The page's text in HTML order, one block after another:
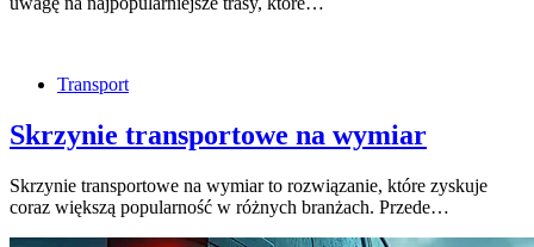
Transport
Skrzynie transportowe na wymiar
Skrzynie transportowe na wymiar to rozwiązanie, które zyskuje
coraz większą popularność w różnych branżach. Przede…